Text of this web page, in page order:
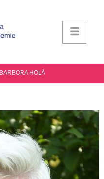
BARBORA HOLÁ